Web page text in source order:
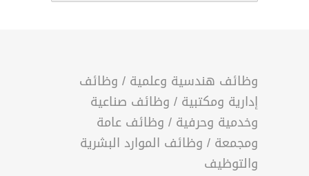
وظائف هندسية وعلمية / وظائف
إدارية ومكتبية / وظائف صناعية
وخدمية وحرفية / وظائف عامة
ومجمعة / وظائف الموارد البشرية
والتوظيف